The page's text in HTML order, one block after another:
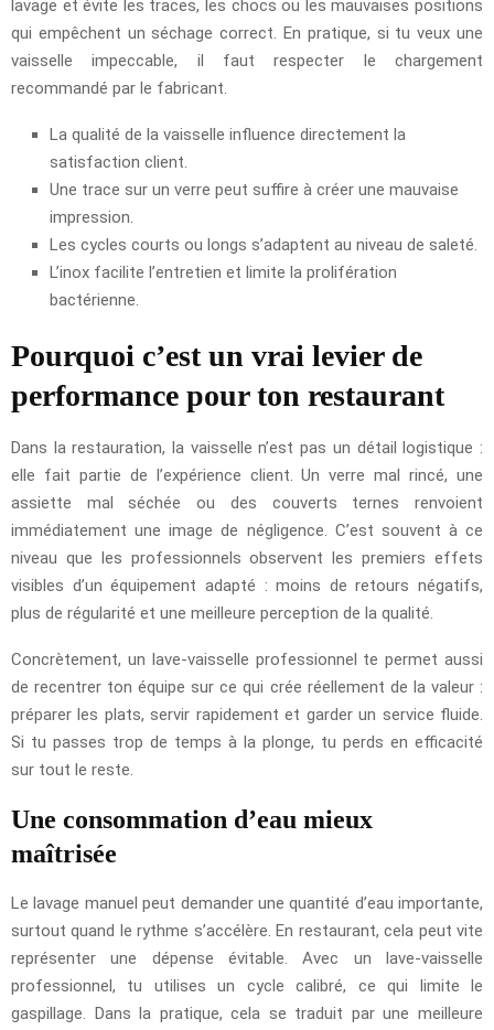
lavage et évite les traces, les chocs ou les mauvaises positions
qui empêchent un séchage correct. En pratique, si tu veux une
vaisselle impeccable, il faut respecter le chargement
recommandé par le fabricant.
La qualité de la vaisselle influence directement la
satisfaction client.
Une trace sur un verre peut suffire à créer une mauvaise
impression.
Les cycles courts ou longs s’adaptent au niveau de saleté.
L’inox facilite l’entretien et limite la prolifération
bactérienne.
Pourquoi c’est un vrai levier de
performance pour ton restaurant
Dans la restauration, la vaisselle n’est pas un détail logistique :
elle fait partie de l’expérience client. Un verre mal rincé, une
assiette mal séchée ou des couverts ternes renvoient
immédiatement une image de négligence. C’est souvent à ce
niveau que les professionnels observent les premiers effets
visibles d’un équipement adapté : moins de retours négatifs,
plus de régularité et une meilleure perception de la qualité.
Concrètement, un lave-vaisselle professionnel te permet aussi
de recentrer ton équipe sur ce qui crée réellement de la valeur :
préparer les plats, servir rapidement et garder un service fluide.
Si tu passes trop de temps à la plonge, tu perds en efficacité
sur tout le reste.
Une consommation d’eau mieux
maîtrisée
Le lavage manuel peut demander une quantité d’eau importante,
surtout quand le rythme s’accélère. En restaurant, cela peut vite
représenter une dépense évitable. Avec un lave-vaisselle
professionnel, tu utilises un cycle calibré, ce qui limite le
gaspillage. Dans la pratique, cela se traduit par une meilleure